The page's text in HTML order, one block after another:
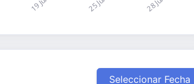
Seleccionar Fecha